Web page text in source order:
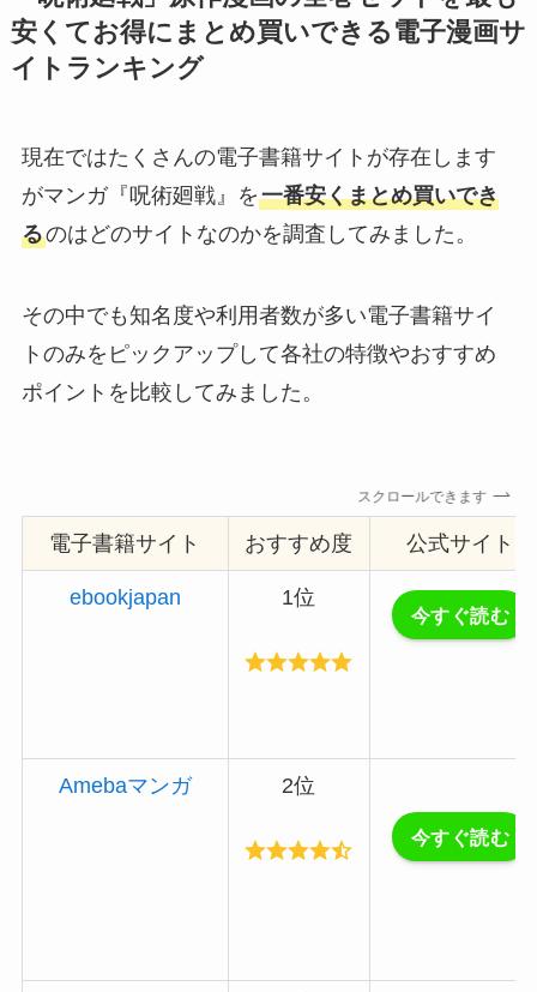
安くてお得にまとめ買いできる電子漫画サ
イトランキング
現在ではたくさんの電子書籍サイトが存在します
がマンガ『呪術廻戦』を一番安くまとめ買いでき
るのはどのサイトなのかを調査してみました。
その中でも知名度や利用者数が多い電子書籍サイ
トのみをピックアップして各社の特徴やおすすめ
ポイントを比較してみました。
スクロールできます
電子書籍サイト おすすめ度 公式サイト
ebookjapan 1位
今すぐ読む
Amebaマンガ 2位
今すぐ読む